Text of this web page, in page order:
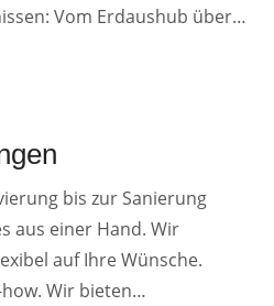
Vom Erdaushub über…
bis zur Sanierung
aus einer Hand. Wir
auf Ihre Wünsche.
Wir bieten…